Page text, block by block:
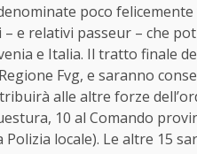
poco felicemente
e relativi passeur – che
e Italia. Il tratto finale
Fvg, e saranno
alle altre forze
10 al Comando
locale). Le altre 15